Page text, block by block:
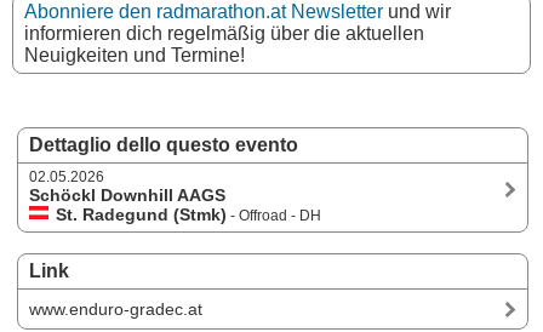
Dettaglio dello questo evento
02.05.2026
Schöckl Downhill AAGS
St. Radegund (Stmk) - Offroad - DH
Link
www.enduro-gradec.at
Abonniere den radmarathon.at Newsletter und wir
informieren dich regelmäßig über die aktuellen
Neuigkeiten und Termine!